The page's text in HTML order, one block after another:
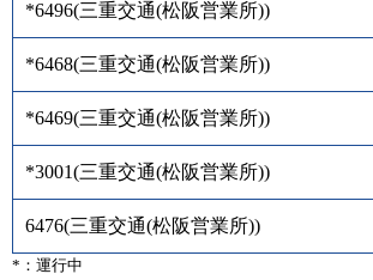
*6496(三重交通(松阪営業所))
*6468(三重交通(松阪営業所))
*6469(三重交通(松阪営業所))
*3001(三重交通(松阪営業所))
6476(三重交通(松阪営業所))
*：運行中